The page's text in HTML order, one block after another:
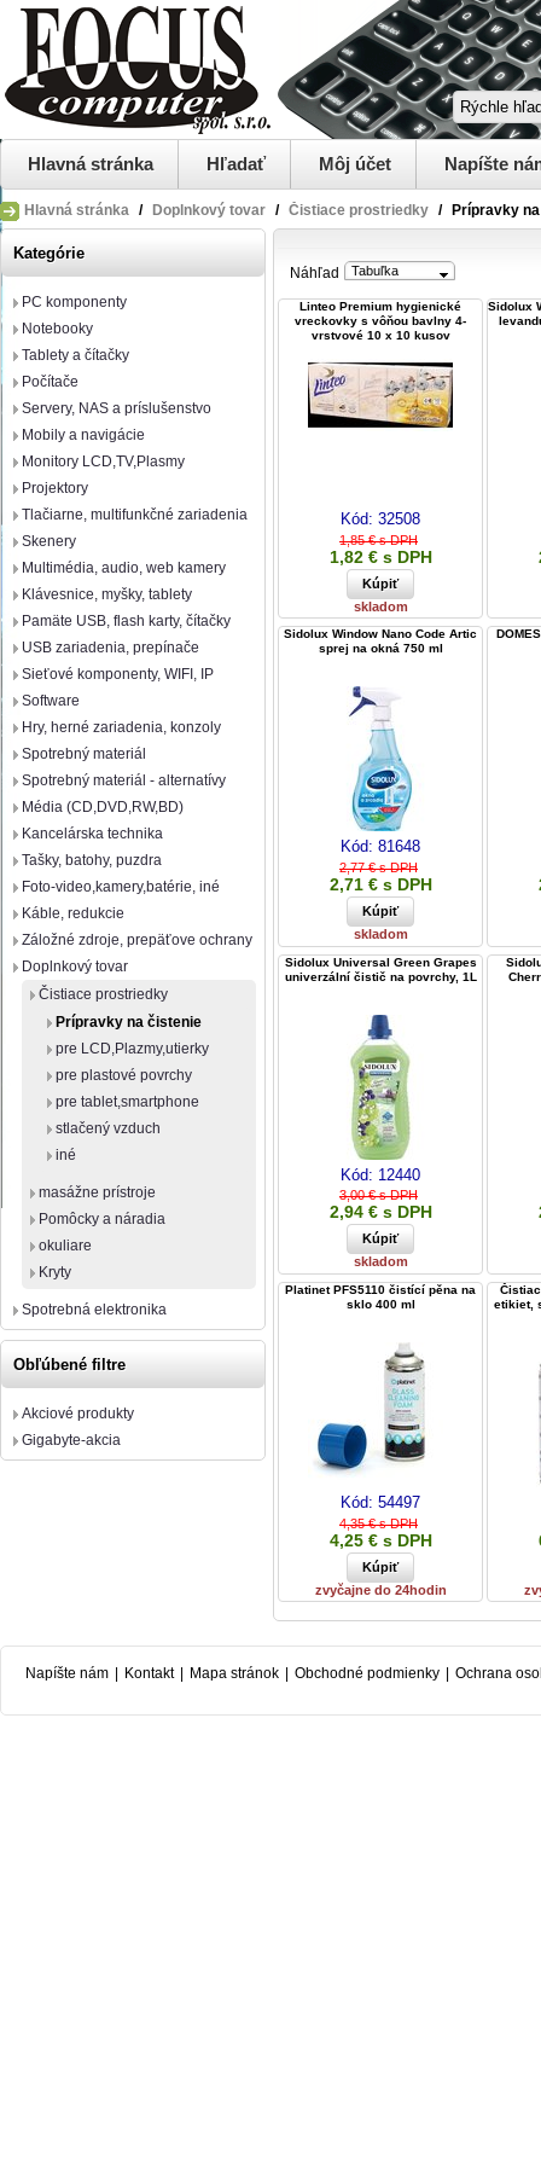
Hlavná stránka Hľadať Môj účet Napíšte
Hlavná stránka / Doplnkový tovar / Čistiace prostriedky / Prípravky
Kategórie
PC komponenty
Notebooky
Tablety a čítačky
Počítače
Servery, NAS a príslušenstvo
Mobily a navigácie
Monitory LCD,TV,Plasmy
Projektory
Tlačiarne, multifunkčné zariadenia
Skenery
Multimédia, audio, web kamery
Klávesnice, myšky, tablety
Pamäte USB, flash karty, čítačky
USB zariadenia, prepínače
Sieťové komponenty, WIFI, IP
Software
Hry, herné zariadenia, konzoly
Spotrebný materiál
Spotrebný materiál - alternatívy
Média (CD,DVD,RW,BD)
Kancelárska technika
Tašky, batohy, puzdra
Foto-video,kamery,batérie, iné
Káble, redukcie
Záložné zdroje, prepäťove ochrany
Doplnkový tovar
Čistiace prostriedky
Prípravky na čistenie
pre LCD,Plazmy,utierky
pre plastové povrchy
pre tablet,smartphone
stlačený vzduch
iné
masážne prístroje
Pomôcky a náradia
okuliare
Kryty
Spotrebná elektronika
Obľúbené filtre
Akciové produkty
Gigabyte-akcia
Náhľad Tabuľka
Linteo Premium hygienické
vreckovky s vôňou bavlny 4-
vrstvové 10 x 10 kusov
Kód: 32508
1,85 € s DPH
1,82 € s DPH
skladom
Sidolux
Sidolux Window Nano Code Artic
sprej na okná 750 ml
Kód: 81648
2,77 € s DPH
2,71 € s DPH
skladom
Sidolux Universal Green Grapes
univerzální čistič na povrchy, 1L
Kód: 12440
3,00 € s DPH
2,94 € s DPH
skladom
Platinet PFS5110 čistící pěna na
sklo 400 ml
Kód: 54497
4,35 € s DPH
4,25 € s DPH
zvyčajne do 24hodin
etikiet,
Napíšte nám Kontakt Mapa stránok Obchodné podmienky Ochrana